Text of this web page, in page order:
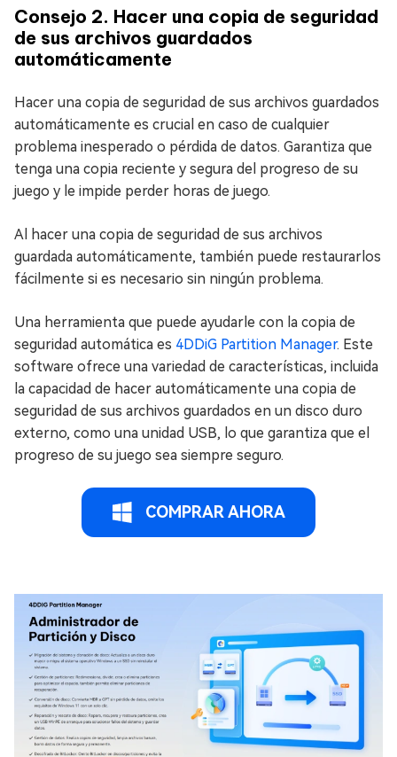
Consejo 2. Hacer una copia de seguridad
de sus archivos guardados
automáticamente
Hacer una copia de seguridad de sus archivos guardados
automáticamente es crucial en caso de cualquier
problema inesperado o pérdida de datos. Garantiza que
tenga una copia reciente y segura del progreso de su
juego y le impide perder horas de juego.
Al hacer una copia de seguridad de sus archivos
guardada automáticamente, también puede restaurarlos
fácilmente si es necesario sin ningún problema.
Una herramienta que puede ayudarle con la copia de
seguridad automática es 4DDiG Partition Manager. Este
software ofrece una variedad de características, incluida
la capacidad de hacer automáticamente una copia de
seguridad de sus archivos guardados en un disco duro
externo, como una unidad USB, lo que garantiza que el
progreso de su juego sea siempre seguro.
COMPRAR AHORA